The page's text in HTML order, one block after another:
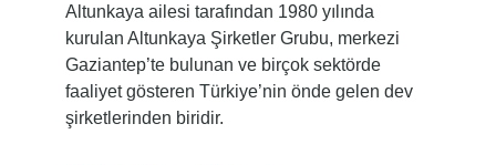
Altunkaya ailesi tarafından 1980 yılında
kurulan Altunkaya Şirketler Grubu, merkezi
Gaziantep’te bulunan ve birçok sektörde
faaliyet gösteren Türkiye’nin önde gelen dev
şirketlerinden biridir.